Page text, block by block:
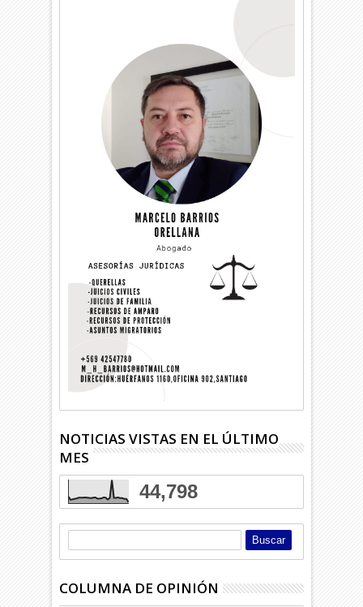
NOTICIAS VISTAS EN EL ÚLTIMO
MES
44,798
COLUMNA DE OPINIÓN